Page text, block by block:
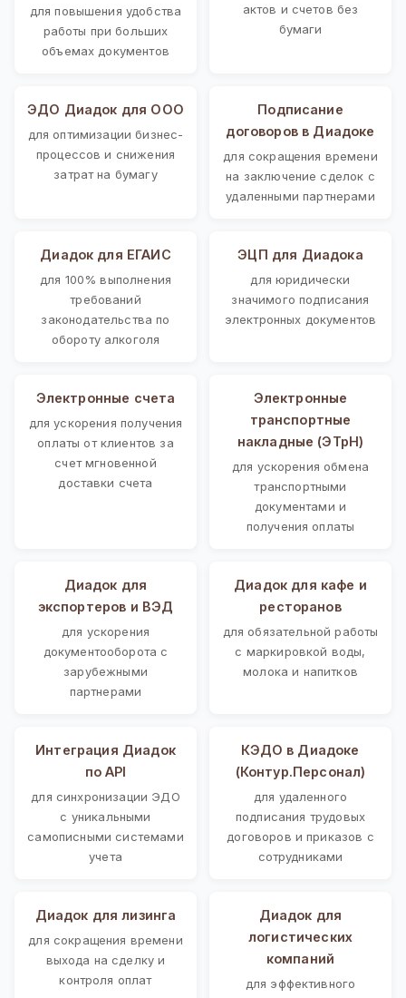
для повышения удобства
работы при больших
объемах документов
актов и счетов без
бумаги
ЭДО Диадок для ООО
для оптимизации бизнес-
процессов и снижения
затрат на бумагу
Подписание
договоров в Диадоке
для сокращения времени
на заключение сделок с
удаленными партнерами
Диадок для ЕГАИС
для 100% выполнения
требований
законодательства по
обороту алкоголя
ЭЦП для Диадока
для юридически
значимого подписания
электронных документов
Электронные счета
для ускорения получения
оплаты от клиентов за
счет мгновенной
доставки счета
Электронные
транспортные
накладные (ЭТрН)
для ускорения обмена
транспортными
документами и
получения оплаты
Диадок для
экспортеров и ВЭД
для ускорения
документооборота с
зарубежными
партнерами
Диадок для кафе и
ресторанов
для обязательной работы
с маркировкой воды,
молока и напитков
Интеграция Диадок
по API
для синхронизации ЭДО
с уникальными
самописными системами
учета
КЭДО в Диадоке
(Контур.Персонал)
для удаленного
подписания трудовых
договоров и приказов с
сотрудниками
Диадок для лизинга
для сокращения времени
выхода на сделку и
контроля оплат
Диадок для
логистических
компаний
для эффективного